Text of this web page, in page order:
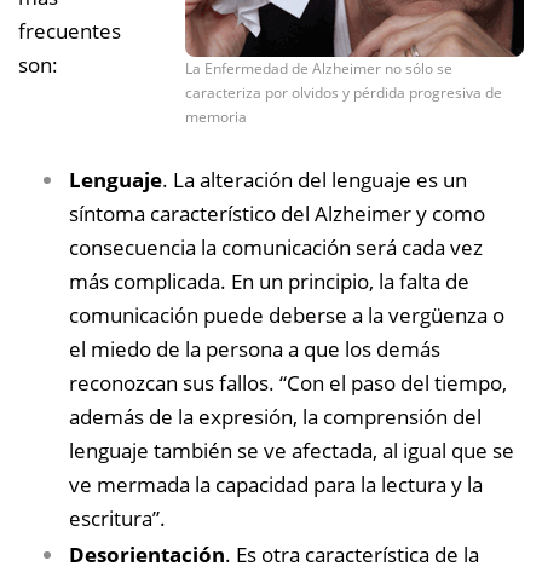
La Enfermedad de Alzheimer no sólo se
caracteriza por olvidos y pérdida progresiva de
memoria
frecuentes
son:
Lenguaje. La alteración del lenguaje es un
síntoma característico del Alzheimer y como
consecuencia la comunicación será cada vez
más complicada. En un principio, la falta de
comunicación puede deberse a la vergüenza o
el miedo de la persona a que los demás
reconozcan sus fallos. “Con el paso del tiempo,
además de la expresión, la comprensión del
lenguaje también se ve afectada, al igual que se
ve mermada la capacidad para la lectura y la
escritura”.
Desorientación. Es otra característica de la